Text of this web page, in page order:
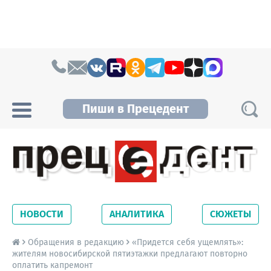
Пиши в Прецедент
Новосибирской области. Читайте свежие
новости на сайте сетевого издания
Precedent.
НОВОСТИ АНАЛИТИКА СЮЖЕТЫ
Обращения в редакцию
«Придется себя ущемлять»:
жителям новосибирской пятиэтажки предлагают повторно
оплатить капремонт